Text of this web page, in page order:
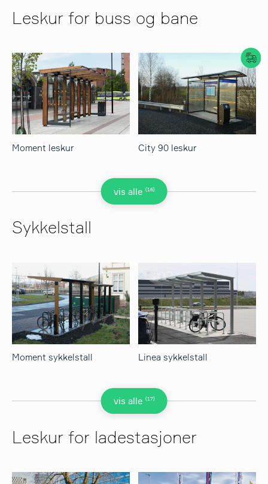
Leskur for buss og bane
vis alle (16)
Moment leskur City 90 leskur
Sykkelstall
vis alle (17)
Moment sykkelstall Linea sykkelstall
Leskur for ladestasjoner